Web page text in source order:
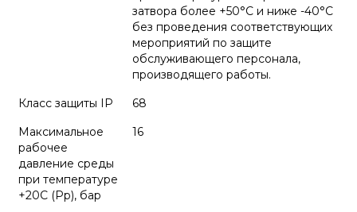
затвора более +50°С и ниже -40°С
без проведения соответствующих
мероприятий по защите
обслуживающего персонала,
производящего работы.
Класс защиты IP
68
Максимальное
рабочее
давление среды
при температуре
+20С (Рр), бар
16